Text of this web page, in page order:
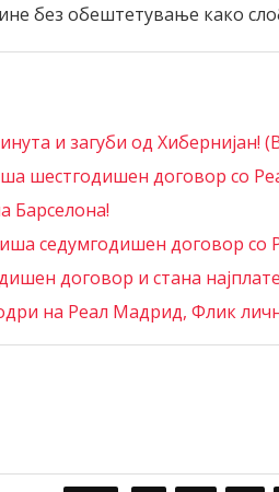
без обештетување како
и загуби од Хибернијан!
шестгодишен договор со
Барселона!
седумгодишен договор со
договор и стана
на Реал Мадрид, Флик